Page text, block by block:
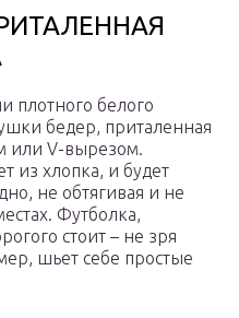
плотного белого
бедер, приталенная
или V-вырезом.
из хлопка, и будет
не обтягивая и не
Футболка,
стоит – не зря
шьет себе простые